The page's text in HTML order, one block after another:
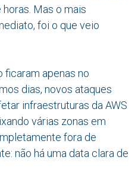
Mas o mais
foi o que veio
ficaram apenas no
dias, novos ataques
infraestruturas da AWS
várias zonas em
fora de
não há uma data clara de